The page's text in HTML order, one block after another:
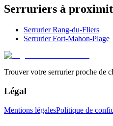
Serruriers à
SerrurierRang-du-Fliers
SerrurierFort-Mahon-Plage
Trouver votre serrurier proche de
Légal
Mentions légalesPolitique de